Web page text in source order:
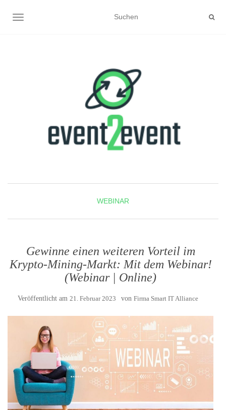
NAVIGATION UMSCHALTEN
WEBINAR
Gewinne einen weiteren Vorteil im
Krypto-Mining-Markt: Mit dem Webinar!
(Webinar | Online)
Veröffentlicht am 21. Februar 2023 von Firma Smart IT Alliance